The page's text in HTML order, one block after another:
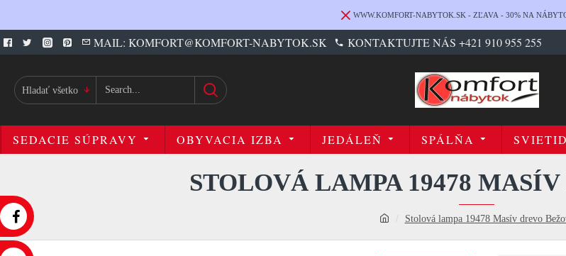
WWW.KOMFORT-NABYTOK.SK - ZĽAVA - 30% NA
MAIL: KOMFORT@KOMFORT-NABYTOK.SK KONTAKTUJTE NÁS +421 910 955 255
Hladať všetko
SEDACIE SÚPRAVY OBYVACIA IZBA JEDÁLEŇ SPÁLŇA
Stolová lampa 19478 Masív drevo
STOLOVÁ LAMPA 19478